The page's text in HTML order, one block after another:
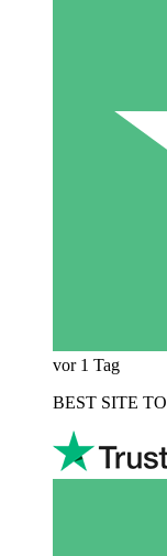
vor 1 Tag
BEST SITE